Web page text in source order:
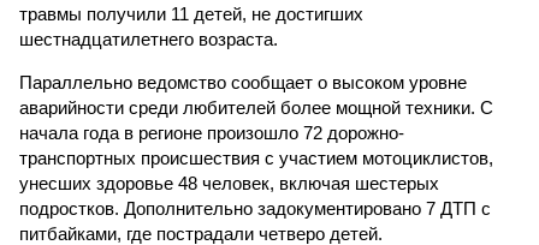
травмы получили 11 детей, не достигших
шестнадцатилетнего возраста.
Параллельно ведомство сообщает о высоком уровне
аварийности среди любителей более мощной техники. С
начала года в регионе произошло 72 дорожно-
транспортных происшествия с участием мотоциклистов,
унесших здоровье 48 человек, включая шестерых
подростков. Дополнительно задокументировано 7 ДТП с
питбайками, где пострадали четверо детей.